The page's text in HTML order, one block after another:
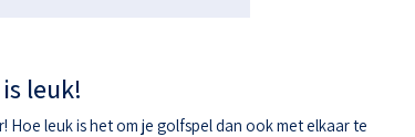
leuk!
Hoe leuk is het om je golfspel dan ook met elkaar te